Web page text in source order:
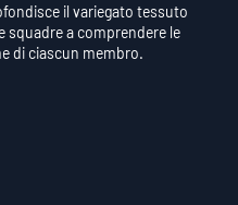
il variegato tessuto
squadre a comprendere le
di ciascun membro.